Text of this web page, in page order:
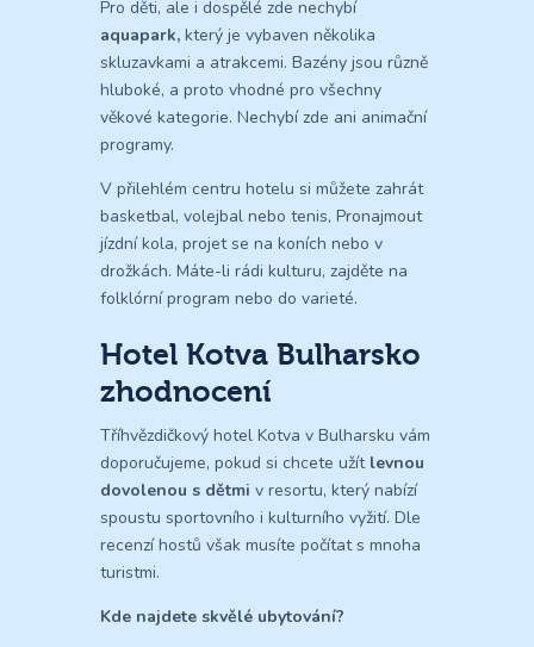
Pro děti, ale i dospělé zde nechybí
aquapark, který je vybaven několika
skluzavkami a atrakcemi. Bazény jsou různě
hluboké, a proto vhodné pro všechny
věkové kategorie. Nechybí zde ani animační
programy.
V přilehlém centru hotelu si můžete zahrát
basketbal, volejbal nebo tenis, Pronajmout
jízdní kola, projet se na koních nebo v
drožkách. Máte-li rádi kulturu, zajděte na
folklórní program nebo do varieté.
Hotel Kotva Bulharsko
zhodnocení
Tříhvězdičkový hotel Kotva v Bulharsku vám
doporučujeme, pokud si chcete užít levnou
dovolenou s dětmi v resortu, který nabízí
spoustu sportovního i kulturního vyžití. Dle
recenzí hostů však musíte počítat s mnoha
turistmi.
Kde najdete skvělé ubytování?